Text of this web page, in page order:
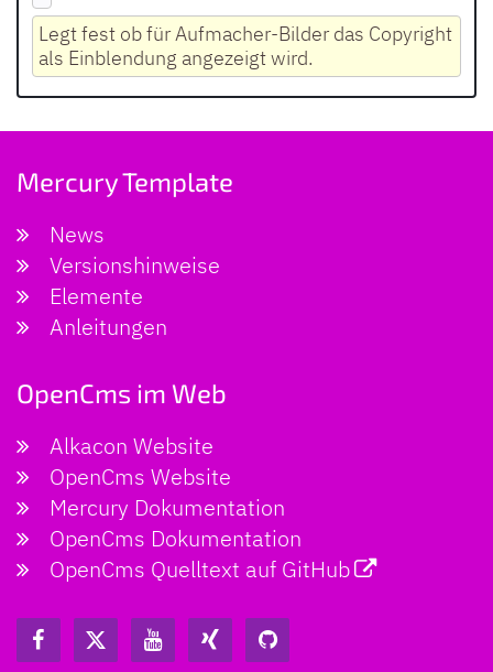
Legt fest ob für Aufmacher-Bilder das Copyright
als Einblendung angezeigt wird.
Mercury Template
News
Versionshinweise
Elemente
Anleitungen
OpenCms im Web
Alkacon Website
OpenCms Website
Mercury Dokumentation
OpenCms Dokumentation
OpenCms Quelltext auf GitHub